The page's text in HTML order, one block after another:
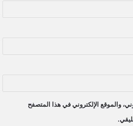
والموقع الإلكتروني في هذا المتصفح